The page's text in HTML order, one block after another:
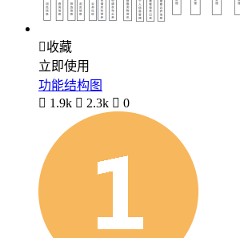
收藏
立即使用
功能结构图
 1.9k  2.3k  0